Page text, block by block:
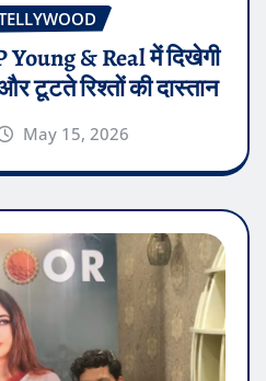
& Real में दिखेगी
टूटते रिश्तों की दास्तान
May 15, 2026